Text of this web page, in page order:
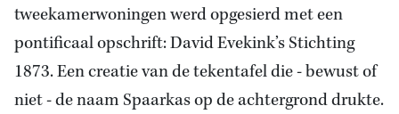
tweekamerwoningen werd opgesierd met een
pontificaal opschrift: David Evekink’s Stichting
1873. Een creatie van de tekentafel die - bewust of
niet - de naam Spaarkas op de achtergrond drukte.